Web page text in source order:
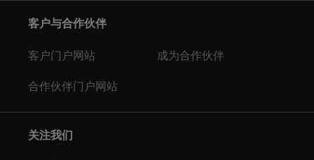
客户与合作伙伴
客户门户网站 成为合作伙伴
合作伙伴门户网站
关注我们